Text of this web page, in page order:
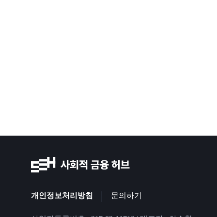
개인정보처리방침 | 문의하기